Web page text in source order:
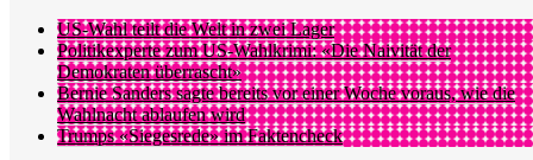
US-Wahl teilt die Welt in zwei Lager
Politikexperte zum US-Wahlkrimi: «Die Naivität der
Demokraten überrascht»
Bernie Sanders sagte bereits vor einer Woche voraus, wie die
Wahlnacht ablaufen wird
Trumps «Siegesrede» im Faktencheck